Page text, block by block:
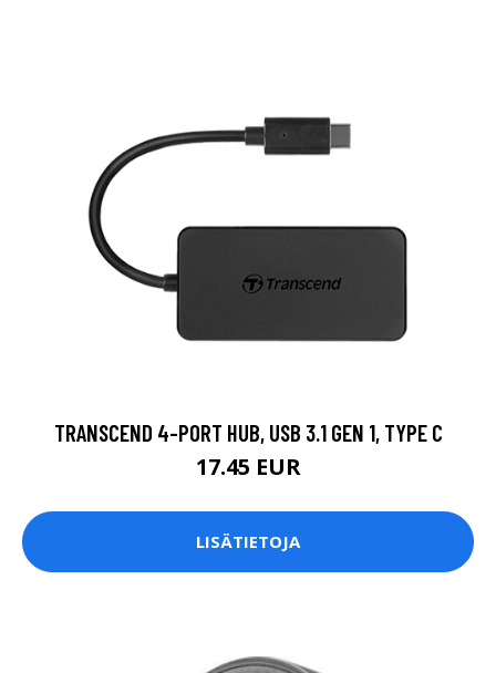
TRANSCEND 4-PORT HUB, USB 3.1 GEN 1, TYPE C
17.45 EUR
LISÄTIETOJA